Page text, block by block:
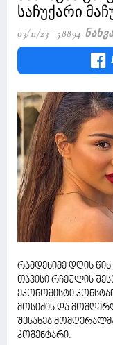
საჩუქარი
03/11/23 58894
რამდენიმე დღის
თავისი რჩეულის
ეკონომისტი
მოსიძის და
შესახებ
კომენტარი: